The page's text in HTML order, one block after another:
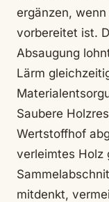
ergänzen,
vorbereitet ist.
Absaugung
Lärm
Saubere
Wertstoffhof
verleimtes Holz
mitdenkt,